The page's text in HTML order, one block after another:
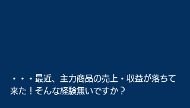
・・・最近、主力商品の売上・収益が落ちて
来た！そんな経験無いですか？